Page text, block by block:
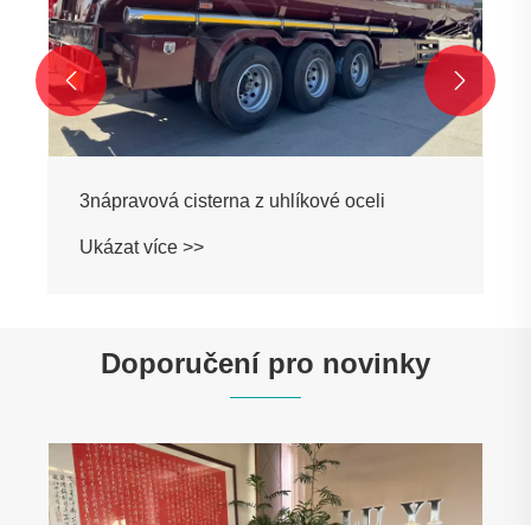
3nápravová cisterna z uhlíkové oceli
Ukázat více >>
 
Doporučení pro novinky